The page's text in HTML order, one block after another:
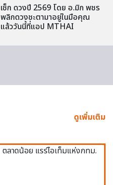
เช็ก ดวงปี 2569 โดย อ.มิก พชร
พลิกดวงชะตามาอยู่ในมือคุณ
แล้ววันนี้ที่แอป MTHAI
ดูเพิ่มเติม